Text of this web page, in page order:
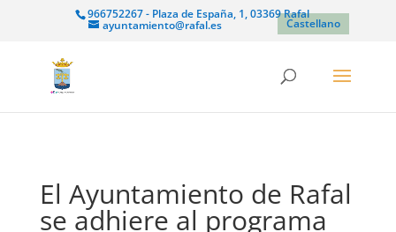
966752267 - Plaza de España, 1, 03369 Rafal
ayuntamiento@rafal.es Castellano
El Ayuntamiento de Rafal
se adhiere al programa